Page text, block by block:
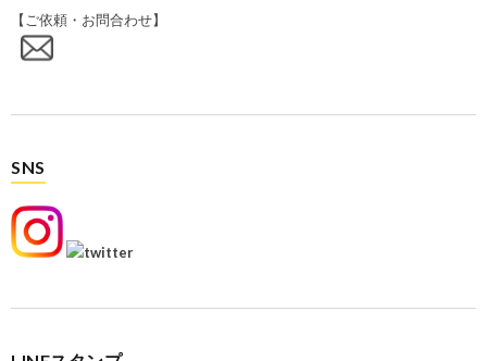
【ご依頼・お問合わせ】
SNS